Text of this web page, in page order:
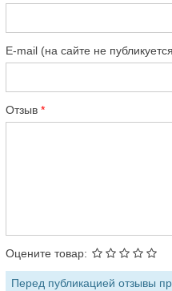
E-mail (на сайте не
Отзыв
Оцените товар:
Перед публикацией отзывы